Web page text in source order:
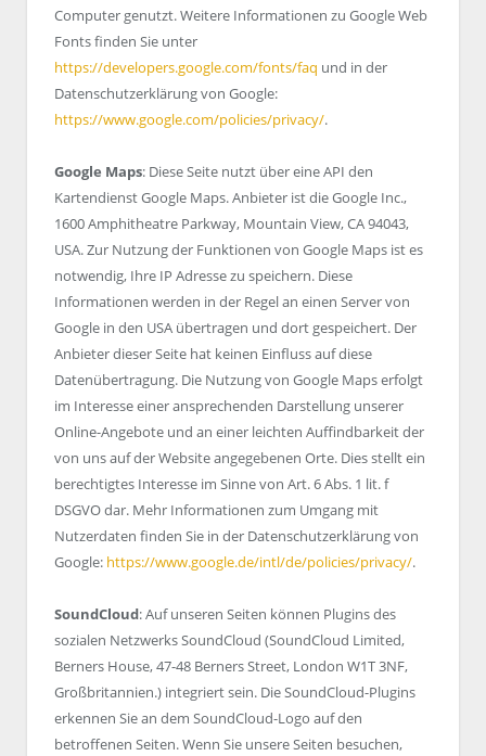
Computer genutzt. Weitere Informationen zu Google Web
Fonts finden Sie unter
https://developers.google.com/fonts/faq und in der
Datenschutzerklärung von Google:
https://www.google.com/policies/privacy/.
Google Maps: Diese Seite nutzt über eine API den
Kartendienst Google Maps. Anbieter ist die Google Inc.,
1600 Amphitheatre Parkway, Mountain View, CA 94043,
USA. Zur Nutzung der Funktionen von Google Maps ist es
notwendig, Ihre IP Adresse zu speichern. Diese
Informationen werden in der Regel an einen Server von
Google in den USA übertragen und dort gespeichert. Der
Anbieter dieser Seite hat keinen Einfluss auf diese
Datenübertragung. Die Nutzung von Google Maps erfolgt
im Interesse einer ansprechenden Darstellung unserer
Online-Angebote und an einer leichten Auffindbarkeit der
von uns auf der Website angegebenen Orte. Dies stellt ein
berechtigtes Interesse im Sinne von Art. 6 Abs. 1 lit. f
DSGVO dar. Mehr Informationen zum Umgang mit
Nutzerdaten finden Sie in der Datenschutzerklärung von
Google: https://www.google.de/intl/de/policies/privacy/.
SoundCloud: Auf unseren Seiten können Plugins des
sozialen Netzwerks SoundCloud (SoundCloud Limited,
Berners House, 47-48 Berners Street, London W1T 3NF,
Großbritannien.) integriert sein. Die SoundCloud-Plugins
erkennen Sie an dem SoundCloud-Logo auf den
betroffenen Seiten. Wenn Sie unsere Seiten besuchen,